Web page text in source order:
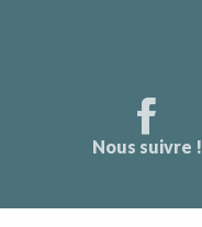
Nous suivre !